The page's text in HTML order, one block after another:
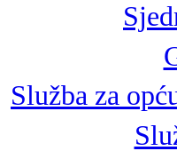
Služba za